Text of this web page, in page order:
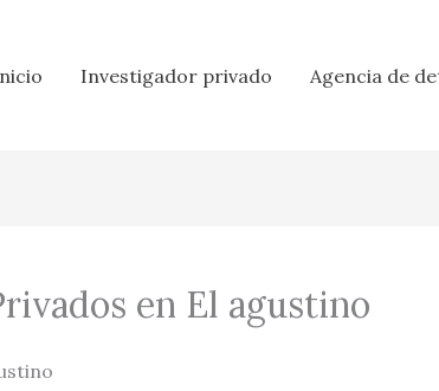
Investigador privado Agencia de
en El agustino